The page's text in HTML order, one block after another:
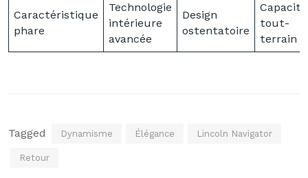
Caractéristique
phare
Technologie
intérieure
avancée
Design
ostentatoire
tout-
terrain
Tagged Dynamisme Élégance Lincoln Navigator
Retour